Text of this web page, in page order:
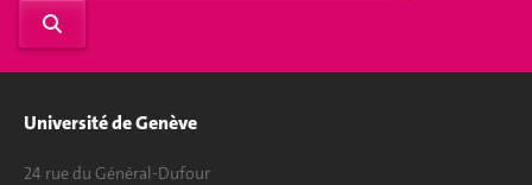
Université de Genève
24 rue du Général-Dufour